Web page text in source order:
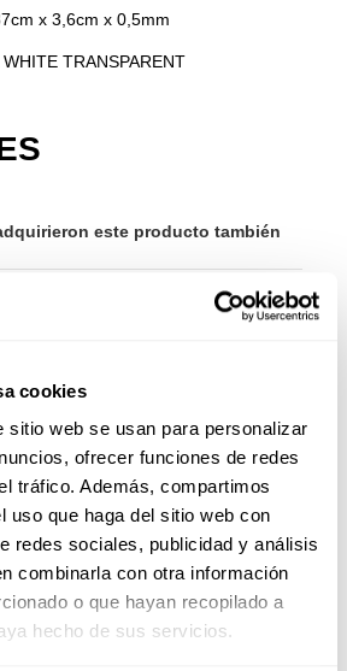
cookies
sitio web se usan para personalizar
ofrecer funciones de redes
tráfico. Además, compartimos
uso que haga del sitio web con
redes sociales, publicidad y análisis
combinarla con otra información
o que hayan recopilado a
hecho de sus servicios.
x 3,6cm x 0,5mm
WHITE TRANSPARENT
este producto también
-